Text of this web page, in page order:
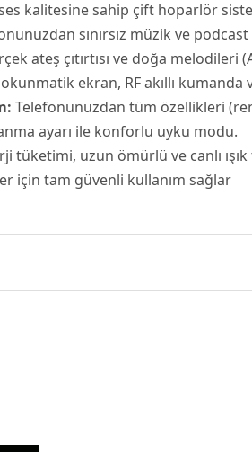
kalitesine sahip çift hoparlör
sınırsız müzik ve
ateş çıtırtısı ve doğa melodileri
ekran, RF akıllı
Telefonunuzdan tüm özellikleri
ayarı ile konforlu uyku modu.
tüketimi, uzun ömürlü ve canlı
için tam güvenli kullanım sağlar